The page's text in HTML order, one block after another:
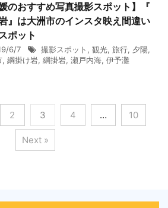
媛のおすすめ写真撮影スポット】『
』は大洲市のインスタ映え間違い
ポット
6/7 撮影スポット , 観光, 旅行, 夕陽,
, 綱掛け岩, 綱掛岩, 瀬戸内海, 伊予灘
2 3 4 … 10
Next »